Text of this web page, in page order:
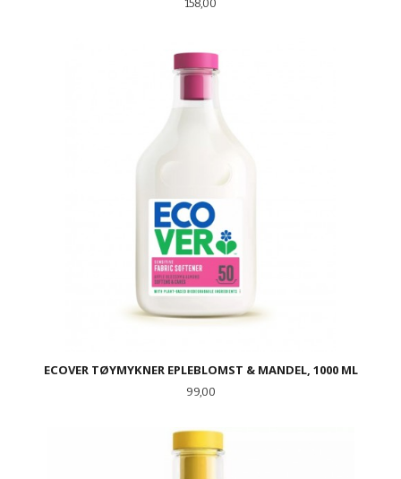
Pris
158,00
ECOVER TØYMYKNER EPLEBLOMST & MANDEL, 1000 ML
Pris
99,00